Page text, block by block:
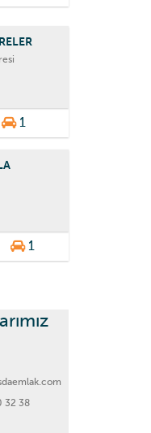
1
1
32 38